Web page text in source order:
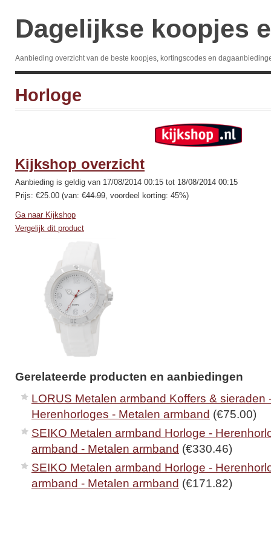
Dagelijkse koopjes
Aanbieding overzicht van de beste koopjes, kortingscodes en
Horloge
Kijkshop overzicht
Aanbieding is geldig van 17/08/2014 00:15 tot 18/08/2014 00:15
Prijs: €25.00 (van: €44.99, voordeel korting: 45%)
Ga naar Kijkshop
Vergelijk dit product
Gerelateerde producten en aanbiedingen
LORUS Metalen armband Koffers & sieraden
Herenhorloges - Metalen armband (€75.00)
SEIKO Metalen armband Horloge -
armband - Metalen armband (€330.46)
SEIKO Metalen armband Horloge -
armband - Metalen armband (€171.82)